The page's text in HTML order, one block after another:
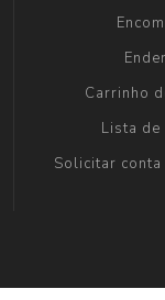
Carrinho
Lista de
Solicitar